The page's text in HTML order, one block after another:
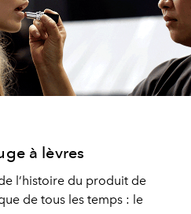
à lèvres
l’histoire du produit de
de tous les temps : le